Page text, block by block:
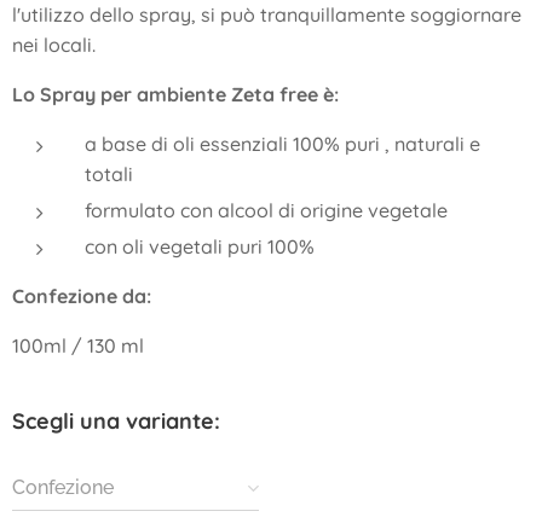
l'utilizzo dello spray, si può tranquillamente soggiornare
nei locali.
Lo Spray per ambiente Zeta free è:
a base di oli essenziali 100% puri , naturali e
totali
formulato con alcool di origine vegetale
con oli vegetali puri 100%
Confezione da:
100ml / 130 ml
Scegli una variante:
Confezione